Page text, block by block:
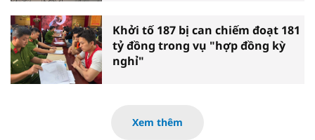
Khởi tố 187 bị can chiếm đoạt 181
tỷ đồng trong vụ "hợp đồng kỳ
nghỉ"
Xem thêm